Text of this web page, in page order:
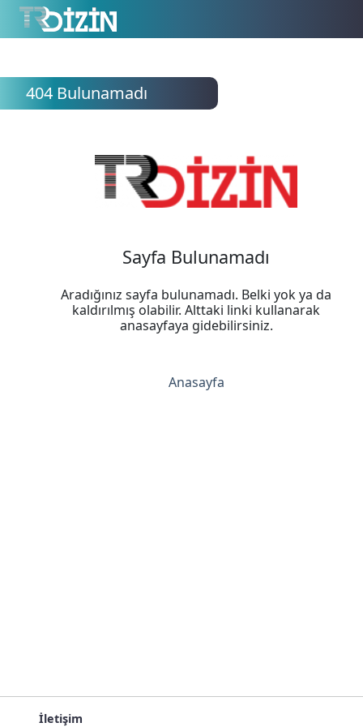
404 Bulunamadı
Sayfa Bulunamadı
Aradığınız sayfa bulunamadı. Belki yok ya da
kaldırılmış olabilir. Alttaki linki kullanarak
anasayfaya gidebilirsiniz.
Anasayfa
İletişim